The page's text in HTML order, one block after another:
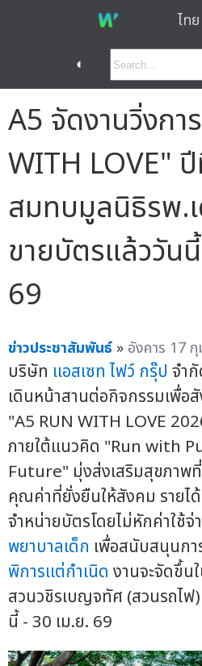
ไทย
◐
A5 จัดงานวิ่งก
WITH LOVE"
สมทบมูลนิธิรพ.
ขายบัตรแล้ววัน
69
ข่าวประชาสัมพันธ์ » อังคาร 17
บริษัท แอสเซท ไฟว์ กรุ๊ป จำ
เดินหน้าสานต่อกิจกรรมเพื่อ
"A5 RUN WITH LOVE
ภายใต้แนวคิด "Run with
Future" มุ่งส่งเสริมสุขภาพ
คุณค่าที่ยั่งยืนให้สังคม รายไ
จำหน่ายบัตรโดยไม่หักค่าใช้จ่
พยาบาลเด็ก เพื่อสนับสนุนกา
พิการแต่กำเนิด งานจะจัดขึ้
สวนวชิรเบญจทัศ (สวนรถไ
นี้ - 30 เม.ย. 69